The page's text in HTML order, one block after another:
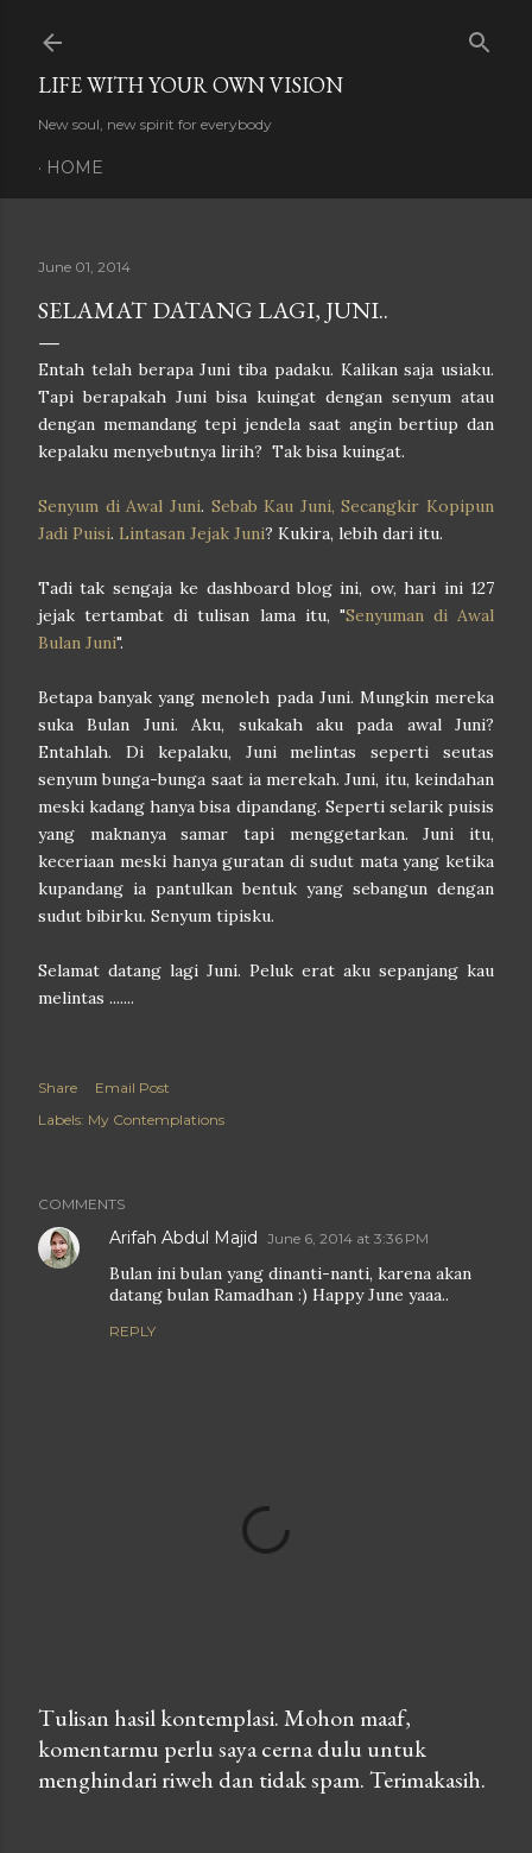
LIFE WITH YOUR OWN VISION
New soul, new spirit for everybody
HOME
June 01, 2014
SELAMAT DATANG LAGI, JUNI..
Entah telah berapa Juni tiba padaku. Kalikan saja usiaku.
Tapi berapakah Juni bisa kuingat dengan senyum atau
dengan memandang tepi jendela saat angin bertiup dan
kepalaku menyebutnya lirih? Tak bisa kuingat.
Senyum di Awal Juni. Sebab Kau Juni, Secangkir Kopipun
Jadi Puisi. Lintasan Jejak Juni? Kukira, lebih dari itu.
Tadi tak sengaja ke dashboard blog ini, ow, hari ini 127
jejak tertambat di tulisan lama itu, "Senyuman di Awal
Bulan Juni".
Betapa banyak yang menoleh pada Juni. Mungkin mereka
suka Bulan Juni. Aku, sukakah aku pada awal Juni?
Entahlah. Di kepalaku, Juni melintas seperti seutas
senyum bunga-bunga saat ia merekah. Juni, itu, keindahan
meski kadang hanya bisa dipandang. Seperti selarik puisis
yang maknanya samar tapi menggetarkan. Juni itu,
keceriaan meski hanya guratan di sudut mata yang ketika
kupandang ia pantulkan bentuk yang sebangun dengan
sudut bibirku. Senyum tipisku.
Selamat datang lagi Juni. Peluk erat aku sepanjang kau
melintas .......
Share
Email Post
Labels: My Contemplations
COMMENTS
Arifah Abdul Majid June 6, 2014 at 3:36 PM
Bulan ini bulan yang dinanti-nanti, karena akan
datang bulan Ramadhan :) Happy June yaaa..
REPLY
P
o
Tulisan hasil kontemplasi. Mohon maaf,
komentarmu perlu saya cerna dulu untuk
menghindari riweh dan tidak spam. Terimakasih.